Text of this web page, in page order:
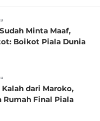
Minta Maaf,
Boikot Piala Dunia
dari Maroko,
Rumah Final Piala